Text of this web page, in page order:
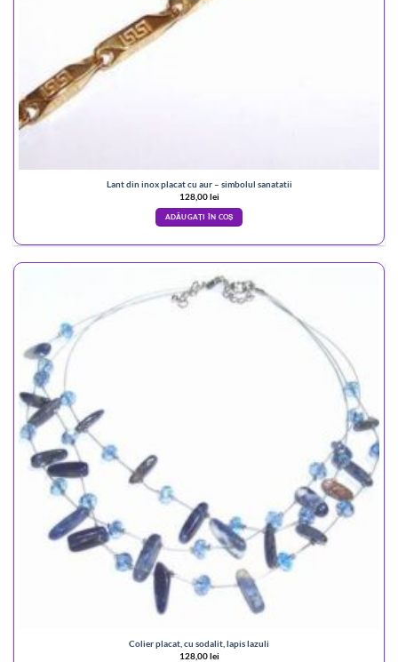
Lant din inox placat cu aur – simbolul sanatatii
128,00lei
ADĂUGAȚI ÎN COȘ
Colier placat, cu sodalit, lapis lazuli
128,00lei